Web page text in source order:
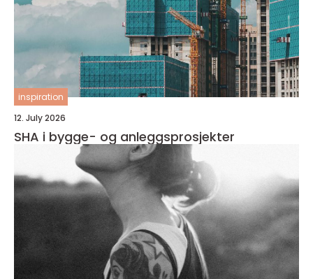
inspiration
12. July 2026
SHA i bygge- og anleggsprosjekter